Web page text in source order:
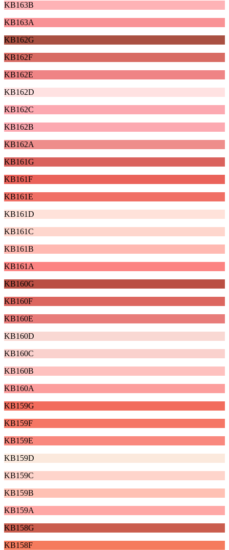
KB163B
KB163A
KB162G
KB162F
KB162E
KB162D
KB162C
KB162B
KB162A
KB161G
KB161F
KB161E
KB161D
KB161C
KB161B
KB161A
KB160G
KB160F
KB160E
KB160D
KB160C
KB160B
KB160A
KB159G
KB159F
KB159E
KB159D
KB159C
KB159B
KB159A
KB158G
KB158F